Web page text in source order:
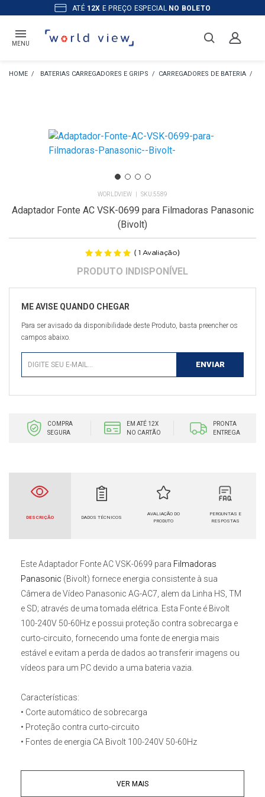
ATÉ 12X E PREÇO ESPECIAL NO BOLETO
MENU
BATERIAS CARREGADORES E GRIPS CARREGADORES DE BATERIA
WORLDVIEW 5589
Adaptador Fonte AC VSK-0699 para Filmadoras Panasonic
(Bivolt)
( 1 Avaliação)
Para ser avisado da disponibilidade deste Produto, basta preencher os
campos abaixo.
COMPRA
SEGURA
EM ATÉ 12X
NO CARTÃO
PRONTA
ENTREGA
DESCRIÇÃO DADOS TÉCNICOS
AVALIAÇÃO DO
PRODUTO
PERGUNTAS E
RESPOSTAS
EsteAdaptador Fonte AC VSK-0699 para Filmadoras
Panasonic (Bivolt) fornece energia consistente à sua
Câmera de Vídeo Panasonic AG-AC7, alem da Linha HS, TM
e SD; através de uma tomada elétrica. Esta Fonte é Bivolt
100-240V 50-60Hz e possui proteção contra sobrecarga e
curto-circuito, fornecendo uma fonte de energia mais
estável e evitam a perda de dados ao transferir imagens ou
vídeos para um PC devido a uma bateria vazia.
Características:
• Corte automático de sobrecarga
• Proteção contra curto-circuito
• Fontes de energia CA Bivolt 100-240V 50-60Hz
principal
• Subustitui as Fontes Panasonic VSK-0698 e VSK-0699
VER MAIS